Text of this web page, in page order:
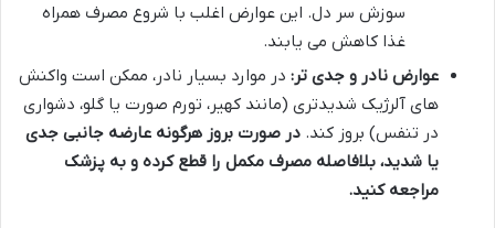
سوزش سر دل. این عوارض اغلب با شروع مصرف همراه
غذا کاهش می یابند.
عوارض نادر و جدی تر: در موارد بسیار نادر، ممکن است واکنش
های آلرژیک شدیدتری (مانند کهیر، تورم صورت یا گلو، دشواری
در تنفس) بروز کند. در صورت بروز هرگونه عارضه جانبی جدی
یا شدید، بلافاصله مصرف مکمل را قطع کرده و به پزشک
مراجعه کنید.